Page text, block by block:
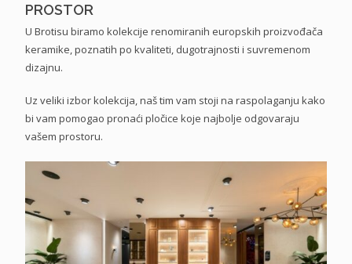
PROSTOR
U Brotisu biramo kolekcije renomiranih europskih proizvođača
keramike, poznatih po kvaliteti, dugotrajnosti i suvremenom
dizajnu.
Uz veliki izbor kolekcija, naš tim vam stoji na raspolaganju kako
bi vam pomogao pronaći pločice koje najbolje odgovaraju
vašem prostoru.